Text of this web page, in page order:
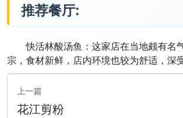
推荐餐厅:
快活林酸汤鱼：这家店在当地颇有名
宗，食材新鲜，店内环境也较为舒适，深
上一篇
花江剪粉